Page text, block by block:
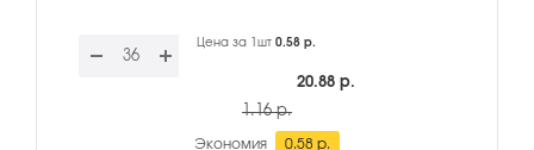
Цена за 1шт 0.58 р.
20.88 р.
1.16 р.
Экономия 0.58 р.